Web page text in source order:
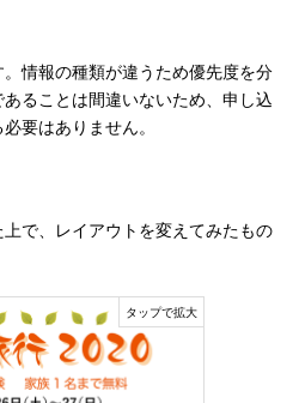
情報の種類が違うため優先度を分
ることは間違いないため、申し込
要はありません。
で、レイアウトを変えてみたもの